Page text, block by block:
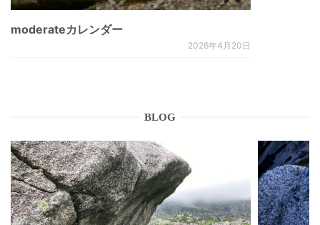
moderateカレンダー
2026年4月20日
BLOG